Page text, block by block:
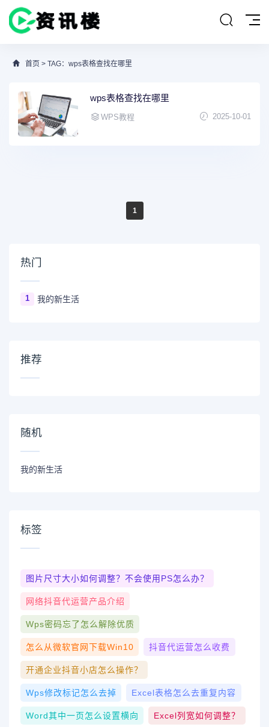
首页 > TAG：wps表格查找在哪里
wps表格查找在哪里
WPS教程 2025-10-01
1
热门
1 我的新生活
推荐
随机
我的新生活
标签
图片尺寸大小如何调整？不会使用PS怎么办？
网络抖音代运营产品介绍
Wps密码忘了怎么解除优质
怎么从微软官网下载win10 抖音代运营怎么收费
开通企业抖音小店怎么操作？
Wps修改标记怎么去掉 Excel表格怎么去重复内容
Word其中一页怎么设置横向 Excel列宽如何调整？